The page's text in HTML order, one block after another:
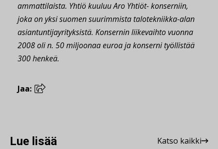
ammattilaista. Yhtiö kuuluu Aro Yhtiöt- konserniin,
joka on yksi suomen suurimmista talotekniikka-alan
asiantuntijayrityksistä. Konsernin liikevaihto vuonna
2008 oli n. 50 miljoonaa euroa ja konserni työllistää
300 henkeä.
Jaa:
Lue lisää Katso kaikki